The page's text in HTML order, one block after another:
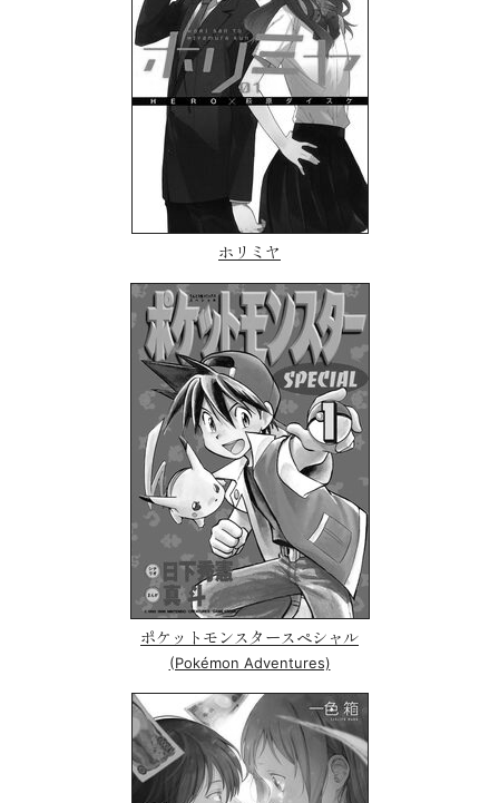
ホリミヤ
ポケットモンスタースペシャル
(Pokémon Adventures)